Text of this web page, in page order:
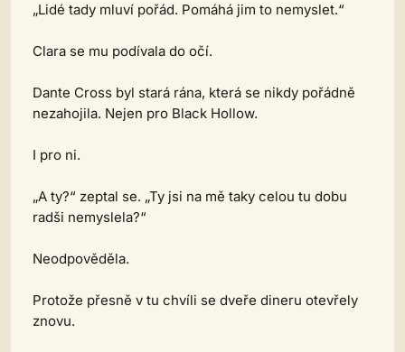
„Lidé tady mluví pořád. Pomáhá jim to nemyslet.“
Clara se mu podívala do očí.
Dante Cross byl stará rána, která se nikdy pořádně
nezahojila. Nejen pro Black Hollow.
I pro ni.
„A ty?“ zeptal se. „Ty jsi na mě taky celou tu dobu
radši nemyslela?“
Neodpověděla.
Protože přesně v tu chvíli se dveře dineru otevřely
znovu.